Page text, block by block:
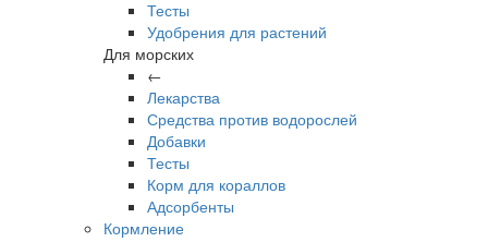
Тесты
Удобрения для растений
Для морских
←
Лекарства
Средства против водорослей
Добавки
Тесты
Корм для кораллов
Адсорбенты
Кормление